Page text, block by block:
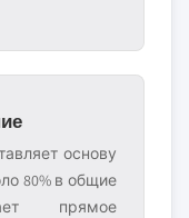
основу
80% в общие
прямое